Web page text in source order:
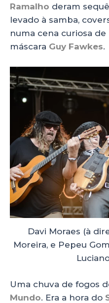
Ramalho deram
levado à samba,
numa cena curiosa de
máscara Guy Fawkes.
Davi Moraes (à
Moreira, e Pepeu
Uma chuva de fogos
Mundo. Era a hora do